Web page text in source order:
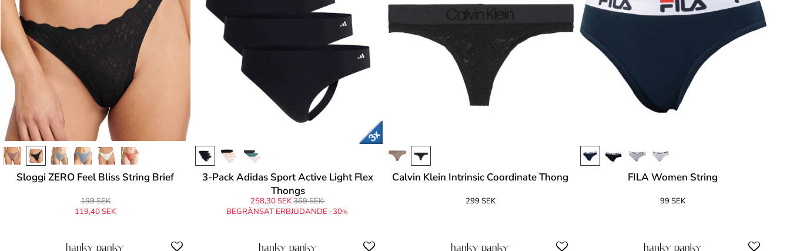
Sloggi ZERO Feel Bliss String Brief
199 SEK
119,40 SEK
3-Pack Adidas Sport Active Light Flex
Thongs
258,30 SEK369 SEK
BEGRÄNSAT ERBJUDANDE -30%
Calvin Klein Intrinsic Coordinate Thong
299 SEK
FILA Women String
99 SEK